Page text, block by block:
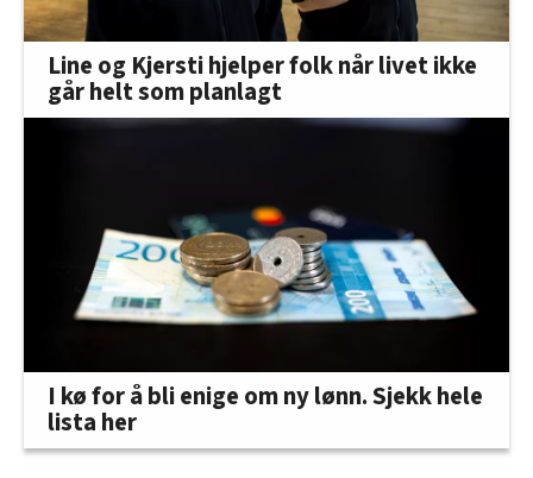
Line og Kjersti hjelper folk når livet ikke
går helt som planlagt
I kø for å bli enige om ny lønn. Sjekk hele
lista her